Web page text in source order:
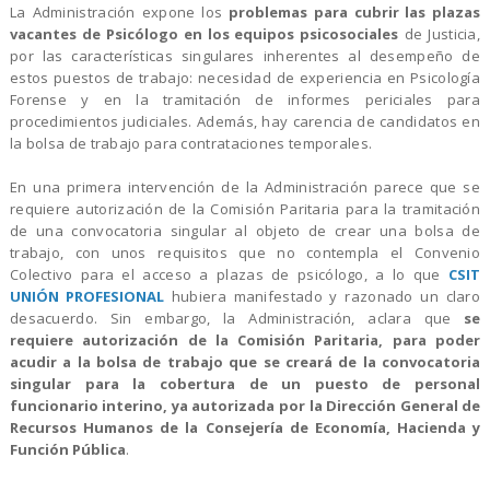
La Administración expone los problemas para cubrir las plazas
vacantes de Psicólogo en los equipos psicosociales de Justicia,
por las características singulares inherentes al desempeño de
estos puestos de trabajo: necesidad de experiencia en Psicología
Forense y en la tramitación de informes periciales para
procedimientos judiciales. Además, hay carencia de candidatos en
la bolsa de trabajo para contrataciones temporales.
En una primera intervención de la Administración parece que se
requiere autorización de la Comisión Paritaria para la tramitación
de una convocatoria singular al objeto de crear una bolsa de
trabajo, con unos requisitos que no contempla el Convenio
Colectivo para el acceso a plazas de psicólogo, a lo que CSIT
UNIÓN PROFESIONAL hubiera manifestado y razonado un claro
desacuerdo. Sin embargo, la Administración, aclara que se
requiere autorización de la Comisión Paritaria, para poder
acudir a la bolsa de trabajo que se creará de la convocatoria
singular para la cobertura de un puesto de personal
funcionario interino, ya autorizada por la Dirección General de
Recursos Humanos de la Consejería de Economía, Hacienda y
Función Pública.